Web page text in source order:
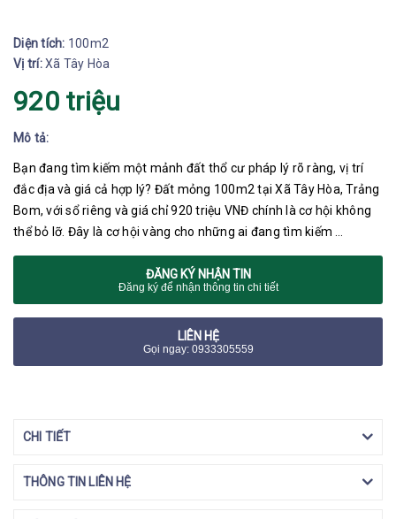
Diện tích: 100m2
Vị trí:Xã Tây Hòa
920 triệu
Mô tả:
Bạn đang tìm kiếm một mảnh đất thổ cư pháp lý rõ ràng, vị trí
đắc địa và giá cả hợp lý? Đất mỏng 100m2 tại Xã Tây Hòa, Trảng
Bom, với sổ riêng và giá chỉ 920 triệu VNĐ chính là cơ hội không
thể bỏ lỡ. Đây là cơ hội vàng cho những ai đang tìm kiếm …
ĐĂNG KÝ NHẬN TIN
Đăng ký để nhận thông tin chi tiết
LIÊN HỆ
Gọi ngay: 0933305559
CHI TIẾT
THÔNG TIN LIÊN HỆ